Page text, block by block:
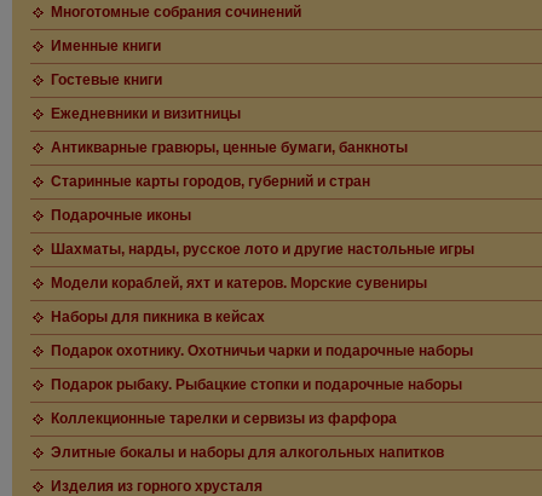
Многотомные собрания сочинений
Именные книги
Гостевые книги
Ежедневники и визитницы
Антикварные гравюры, ценные бумаги, банкноты
Старинные карты городов, губерний и стран
Подарочные иконы
Шахматы, нарды, русское лото и другие настольные игры
Модели кораблей, яхт и катеров. Морские сувениры
Наборы для пикника в кейсах
Подарок охотнику. Охотничьи чарки и подарочные наборы
Подарок рыбаку. Рыбацкие стопки и подарочные наборы
Коллекционные тарелки и сервизы из фарфора
Элитные бокалы и наборы для алкогольных напитков
Изделия из горного хрусталя